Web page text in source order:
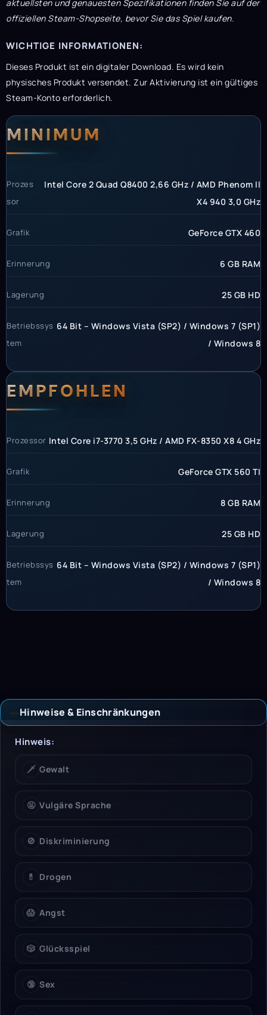
aktuellsten und genauesten Spezifikationen finden Sie auf der
offiziellen Steam-Shopseite, bevor Sie das Spiel kaufen.
WICHTIGE INFORMATIONEN:
Dieses Produkt ist ein digitaler Download. Es wird kein
physisches Produkt versendet. Zur Aktivierung ist ein gültiges
Steam-Konto erforderlich.
MINIMUM
Prozes
sor
Intel Core 2 Quad Q8400 2,66 GHz / AMD Phenom II
X4 940 3,0 GHz
Grafik GeForce GTX 460
Erinnerung 6 GB RAM
Lagerung 25 GB HD
Betriebssys
tem
64 Bit – Windows Vista (SP2) / Windows 7 (SP1)
/ Windows 8
EMPFOHLEN
Prozessor Intel Core i7-3770 3,5 GHz / AMD FX-8350 X8 4 GHz
Grafik GeForce GTX 560 TI
Erinnerung 8 GB RAM
Lagerung 25 GB HD
Betriebssys
tem
64 Bit – Windows Vista (SP2) / Windows 7 (SP1)
/ Windows 8
Hinweise & Einschränkungen
Hinweise &
Hinweis:
🗡️ Gewalt
🤬 Vulgäre Sprache
🚫 Diskriminierung
💊 Drogen
😱 Angst
🎲 Glücksspiel
🔞 Sex